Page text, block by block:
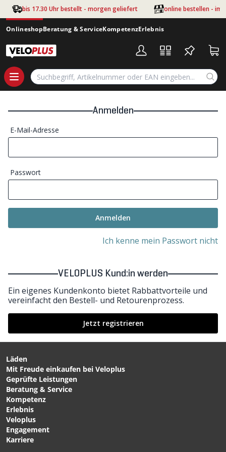
Zum Hauptinhalt springen
bis 17.30 Uhr bestellt - morgen geliefert online bestellen - im
OnlineshopBeratung & ServiceKompetenzErlebnis
Anmelden
E-Mail-Adresse
Passwort
Anmelden
Ich kenne mein Passwort nicht
VELOPLUS Kund:in werden
Ein eigenes Kundenkonto bietet Rabbattvorteile und
vereinfacht den Bestell- und Retourenprozess.
Jetzt registrieren
Läden
Mit Freude einkaufen bei Veloplus
Geprüfte Leistungen
Beratung & Service
Kompetenz
Erlebnis
Veloplus
Engagement
Karriere